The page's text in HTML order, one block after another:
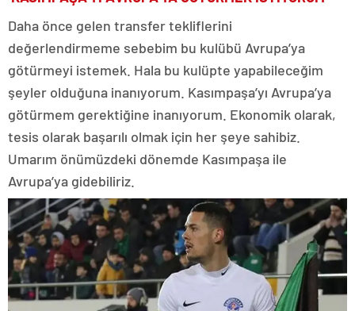
Daha önce gelen transfer tekliflerini
değerlendirmeme sebebim bu kulübü Avrupa’ya
götürmeyi istemek. Hala bu kulüpte yapabileceğim
şeyler olduğuna inanıyorum. Kasımpaşa’yı Avrupa’ya
götürmem gerektiğine inanıyorum. Ekonomik olarak,
tesis olarak başarılı olmak için her şeye sahibiz.
Umarım önümüzdeki dönemde Kasımpaşa ile
Avrupa’ya gidebiliriz.